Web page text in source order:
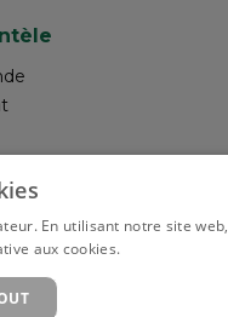
En utilisant notre site web,
aux cookies.